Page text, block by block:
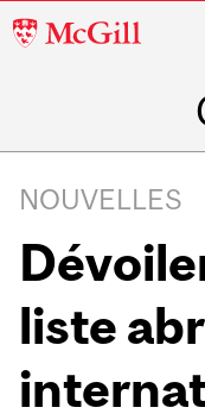
McGill
NOUVELLES
liste